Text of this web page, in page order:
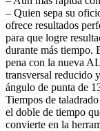
– Quien sepa su
ofrece resultados
para que logre
durante más tiempo.
pena con la nueva
transversal reducido
ángulo de punta de
Tiempos de
el doble de tiempo
convierte en la